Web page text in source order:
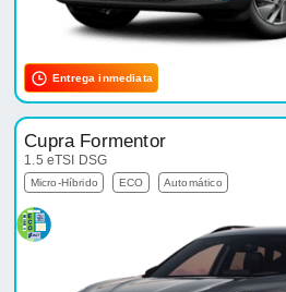
Entrega inmediata
Cupra Formentor
1.5 eTSI DSG
Micro-Híbrido ECO Automático